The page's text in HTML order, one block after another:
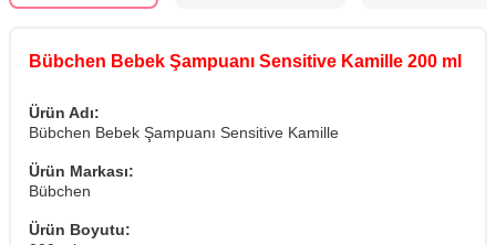
Bübchen Bebek Şampuanı Sensitive Kamille 200 ml
Ürün Adı:
Bübchen Bebek Şampuanı Sensitive Kamille
Ürün Markası:
Bübchen
Ürün Boyutu: